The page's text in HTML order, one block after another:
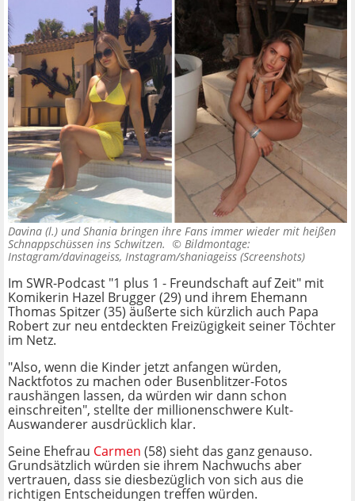
Davina (l.) und Shania bringen ihre Fans immer wieder mit heißen
Schnappschüssen ins Schwitzen. © Bildmontage:
Instagram/davinageiss, Instagram/shaniageiss (Screenshots)
Im SWR-Podcast "1 plus 1 - Freundschaft auf Zeit" mit
Komikerin Hazel Brugger (29) und ihrem Ehemann
Thomas Spitzer (35) äußerte sich kürzlich auch Papa
Robert zur neu entdeckten Freizügigkeit seiner Töchter
im Netz.
"Also, wenn die Kinder jetzt anfangen würden,
Nacktfotos zu machen oder Busenblitzer-Fotos
raushängen lassen, da würden wir dann schon
einschreiten", stellte der millionenschwere Kult-
Auswanderer ausdrücklich klar.
Seine Ehefrau Carmen (58) sieht das ganz genauso.
Grundsätzlich würden sie ihrem Nachwuchs aber
vertrauen, dass sie diesbezüglich von sich aus die
richtigen Entscheidungen treffen würden.